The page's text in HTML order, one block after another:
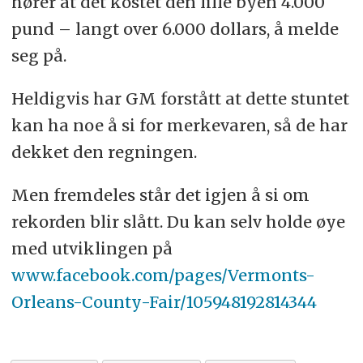
pund – langt over 6.000 dollars, å melde
seg på.
Heldigvis har GM forstått at dette stuntet
kan ha noe å si for merkevaren, så de har
dekket den regningen.
Men fremdeles står det igjen å si om
rekorden blir slått. Du kan selv holde øye
med utviklingen på
www.facebook.com/pages/Vermonts-
Orleans-County-Fair/105948192814344